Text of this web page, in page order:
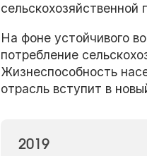
На фоне устойчивого
потребление
Жизнеспособность
отрасль вступит в
2019